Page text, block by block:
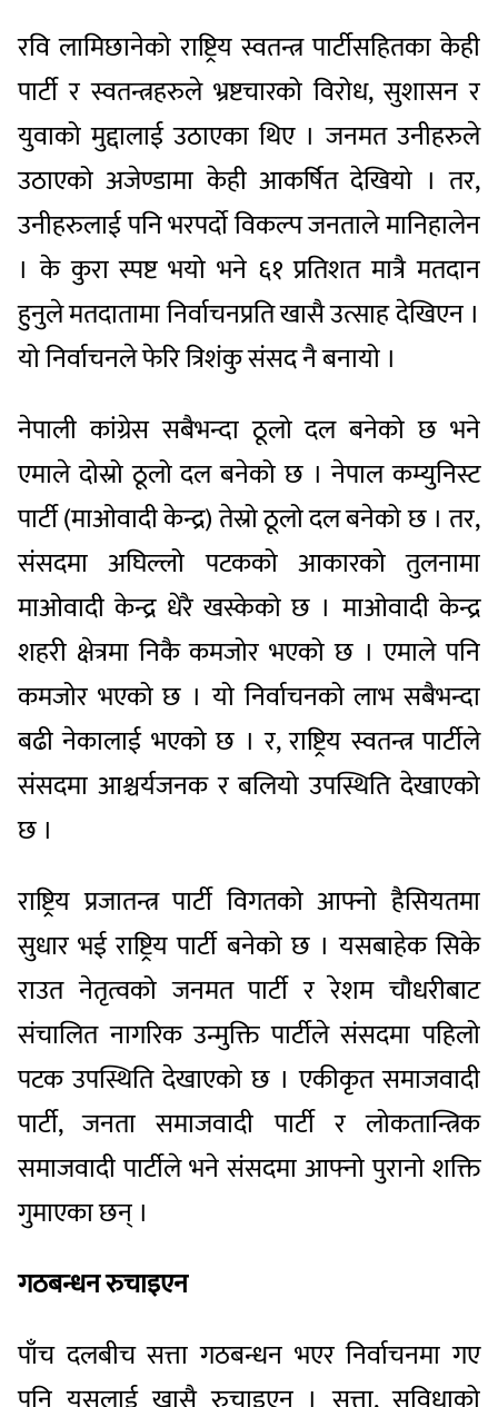
रवि लामिछानेको राष्ट्रिय स्वतन्त्र पार्टीसहितका केही
पार्टी र स्वतन्त्रहरुले भ्रष्टचारको विरोध, सुशासन र
युवाको मुद्दालाई उठाएका थिए । जनमत उनीहरुले
उठाएको अजेण्डामा केही आकर्षित देखियो । तर,
उनीहरुलाई पनि भरपर्दाे विकल्प जनताले मानिहालेन
। के कुरा स्पष्ट भयो भने ६१ प्रतिशत मात्रै मतदान
हुनुले मतदातामा निर्वाचनप्रति खासै उत्साह देखिएन ।
यो निर्वाचनले फेरि त्रिशंकु संसद नै बनायो ।
नेपाली कांग्रेस सबैभन्दा ठूलो दल बनेको छ भने
एमाले दोस्रो ठूलो दल बनेको छ । नेपाल कम्युनिस्ट
पार्टी (माओवादी केन्द्र) तेस्रो ठूलो दल बनेको छ । तर,
संसदमा अघिल्लो पटकको आकारको तुलनामा
माओवादी केन्द्र धेरै खस्केको छ । माओवादी केन्द्र
शहरी क्षेत्रमा निकै कमजोर भएको छ । एमाले पनि
कमजोर भएको छ । यो निर्वाचनको लाभ सबैभन्दा
बढी नेकालाई भएको छ । र, राष्ट्रिय स्वतन्त्र पार्टीले
संसदमा आश्चर्यजनक र बलियो उपस्थिति देखाएको
छ ।
राष्ट्रिय प्रजातन्त्र पार्टी विगतको आफ्नो हैसियतमा
सुधार भई राष्ट्रिय पार्टी बनेको छ । यसबाहेक सिके
राउत नेतृत्वको जनमत पार्टी र रेशम चौधरीबाट
संचालित नागरिक उन्मुक्ति पार्टीले संसदमा पहिलो
पटक उपस्थिति देखाएको छ । एकीकृत समाजवादी
पार्टी, जनता समाजवादी पार्टी र लोकतान्त्रिक
समाजवादी पार्टीले भने संसदमा आफ्नो पुरानो शक्ति
गुमाएका छन् ।
गठबन्धन रुचाइएन
पाँच दलबीच सत्ता गठबन्धन भएर निर्वाचनमा गए